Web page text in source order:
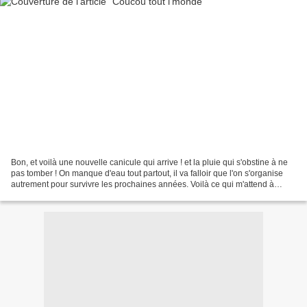
Bon, et voilà une nouvelle canicule qui arrive ! et la pluie qui s'obstine à ne
pas tomber ! On manque d'eau tout partout, il va falloir que l'on s'organise
autrement pour survivre les prochaines années. Voilà ce qui m'attend à